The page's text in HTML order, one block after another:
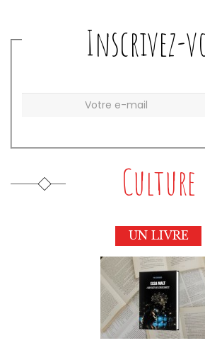
Inscrivez-
Culture
UN LIVRE